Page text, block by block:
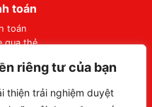
riêng tư của bạn
thiện trải nghiệm duyệt
toán
toán
qua thẻ
toán tại